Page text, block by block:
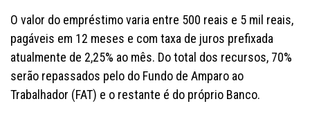
O valor do empréstimo varia entre 500 reais e 5 mil reais,
pagáveis em 12 meses e com taxa de juros prefixada
atualmente de 2,25% ao mês. Do total dos recursos, 70%
serão repassados pelo do Fundo de Amparo ao
Trabalhador (FAT) e o restante é do próprio Banco.